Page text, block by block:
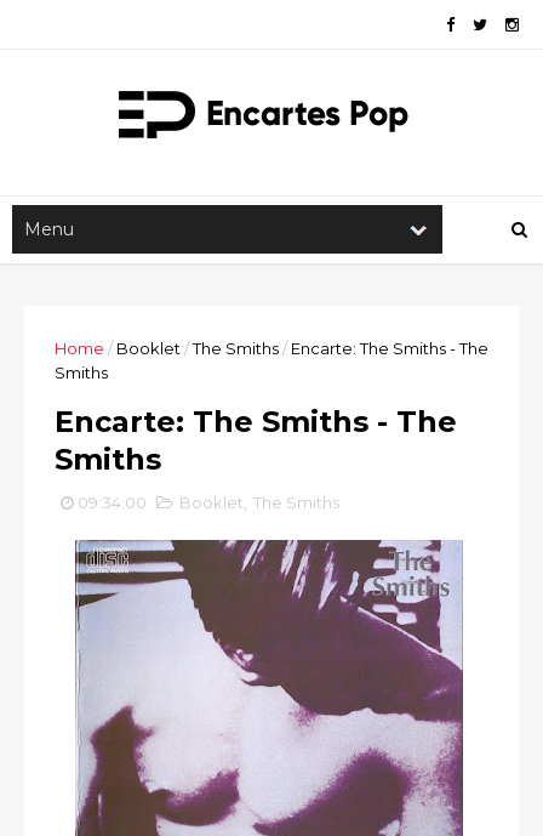
Home / Booklet /The Smiths/ Encarte: The Smiths - The
Smiths
Encarte: The Smiths - The
Smiths
09:34:00 Booklet The Smiths